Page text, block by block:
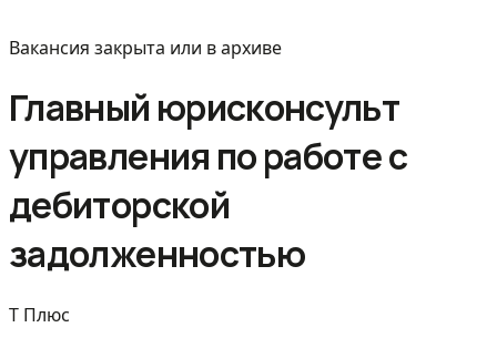
Вакансия закрыта или в архиве
Главный юрисконсульт
управления по работе с
дебиторской
задолженностью
Т Плюс